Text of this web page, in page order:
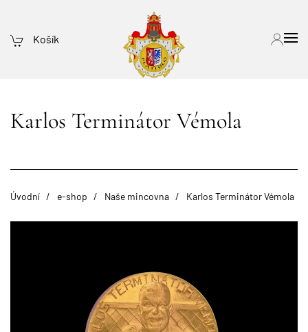
Košík
Karlos Terminátor Vémola
Úvodní e-shop Naše mincovna Karlos Terminátor Vémola